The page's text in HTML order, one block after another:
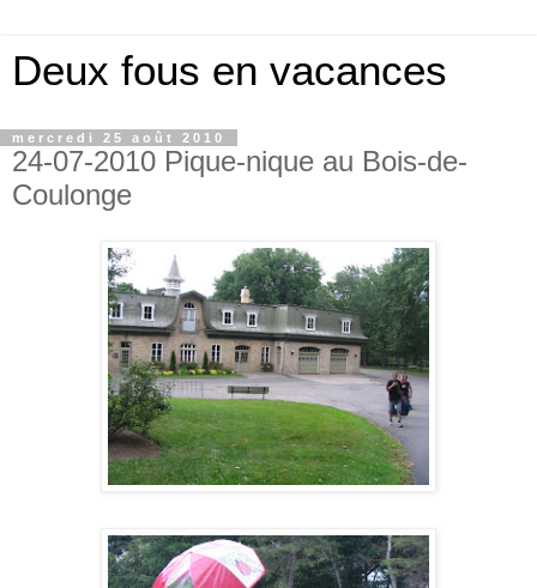
Deux fous en vacances
mercredi 25 août 2010
24-07-2010 Pique-nique au Bois-de-
Coulonge